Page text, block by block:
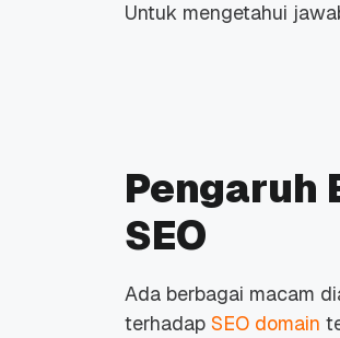
Untuk mengetahui
Pengaruh
SEO
Ada berbagai macam
terhadap SEO domain